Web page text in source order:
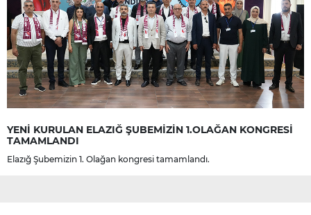
YENİ KURULAN ELAZIĞ ŞUBEMİZİN 1.OLAĞAN KONGRESİ
TAMAMLANDI
Elazığ Şubemizin 1. Olağan kongresi tamamlandı.